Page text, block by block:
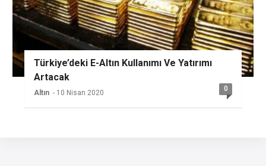
Türkiye’deki E-Altın Kullanımı Ve Yatırımı
Artacak
Altın - 10 Nisan 2020 0